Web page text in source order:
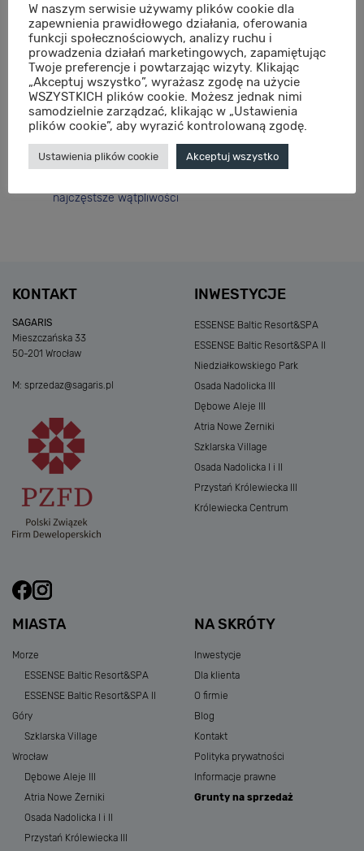
Essense Baltic w Dziwnowie – przestrzeń, która podnosi
komfort życia i wypoczynku
Premiera inwestycji Atria na Nowych Żernikach – nowy
rozdział w rozwoju modelowego osiedla Wrocławia
Essense Baltic Resort & Spa – luksusowe apartamenty
nad morzem gotowe do odbioru!
Niedziałkowskiego Park – premiera inwestycji! Już
wkrótce rusza sprzedaż mieszkań!
najczęstsze wątpliwości
KONTAKT
SAGARIS
Mieszczańska 33
50-201 Wrocław
M: sprzedaz@sagaris.pl
INWESTYCJE
ESSENSE Baltic Resort&SPA
ESSENSE Baltic Resort&SPA II
Niedziałkowskiego Park
Osada Nadolicka III
Dębowe Aleje III
Atria Nowe Żerniki
Szklarska Village
Osada Nadolicka I i II
Przystań Królewiecka III
Królewiecka Centrum
MIASTA
Morze
ESSENSE Baltic Resort&SPA
ESSENSE Baltic Resort&SPA II
Góry
Szklarska Village
Wrocław
Dębowe Aleje III
Atria Nowe Żerniki
Osada Nadolicka I i II
Przystań Królewiecka III
NA SKRÓTY
Inwestycje
Dla klienta
O firmie
Blog
Kontakt
Polityka prywatności
Informacje prawne
Grunty na sprzedaż
W naszym serwisie używamy plików cookie dla
zapewnienia prawidłowego działania, oferowania
funkcji społecznościowych, analizy ruchu i
prowadzenia działań marketingowych, zapamiętując
Twoje preferencje i powtarzając wizyty. Klikając
„Akceptuj wszystko”, wyrażasz zgodę na użycie
WSZYSTKICH plików cookie. Możesz jednak nimi
samodzielnie zarządzać, klikając w „Ustawienia
plików cookie”, aby wyrazić kontrolowaną zgodę.
Ustawienia plików cookie Akceptuj wszystko